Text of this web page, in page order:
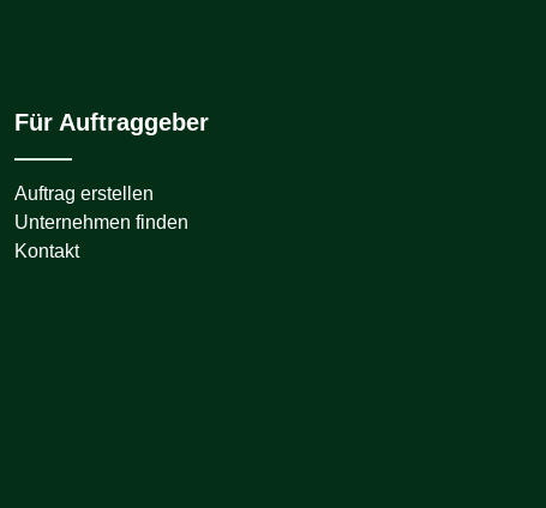
Für Auftraggeber
Auftrag erstellen
Unternehmen finden
Kontakt